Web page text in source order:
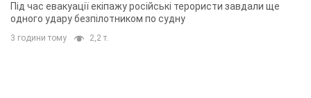
Під час евакуації екіпажу російські терористи завдали ще
одного удару безпілотником по судну
3 години тому 2,2 т.